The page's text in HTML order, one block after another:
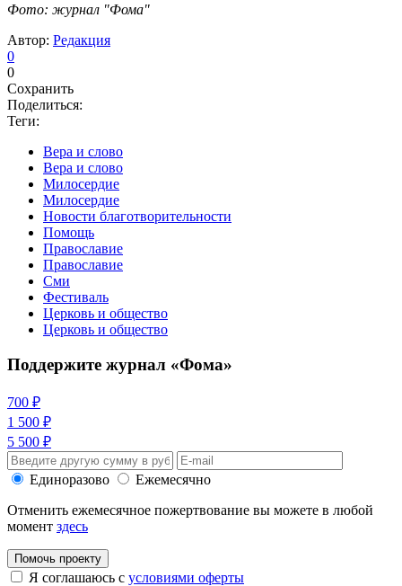
Фото: журнал "Фома"
Автор: Редакция
0
0
Сохранить
Поделиться:
Теги:
Вера и слово
Вера и слово
Милосердие
Милосердие
Новости благотворительности
Помощь
Православие
Православие
Сми
Фестиваль
Церковь и общество
Церковь и общество
Поддержите журнал «Фома»
700 ₽
1 500 ₽
5 500 ₽
Единоразово
Ежемесячно
Отменить ежемесячное пожертвование вы можете в любой
момент здесь
Помочь проекту
Я соглашаюсь с условиями оферты